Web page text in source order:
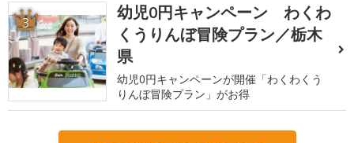
3
幼児0円キャンペーン わくわ
くうりんぼ冒険プラン／栃木
県
幼児0円キャンペーンが開催「わくわくう
りんぼ冒険プラン」がお得